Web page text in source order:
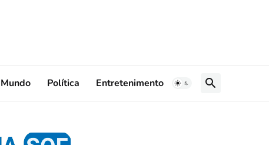
Mundo Política Entretenimento